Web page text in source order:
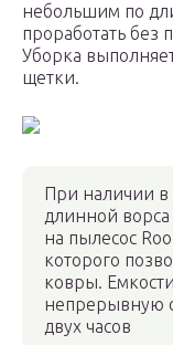
небольшим по
проработать без
Уборка
щетки.
При наличии в
длинной
на пылесос
которого
ковры.
непрерывную
двух часов